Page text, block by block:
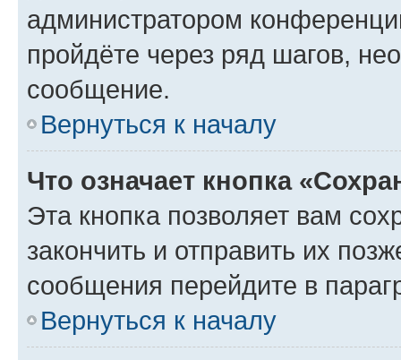
администратором
пройдёте через ряд шагов,
сообщение.
Вернуться к началу
Что означает кнопка
Эта кнопка позволяет вам
закончить и отправить их
сообщения перейдите в
Вернуться к началу